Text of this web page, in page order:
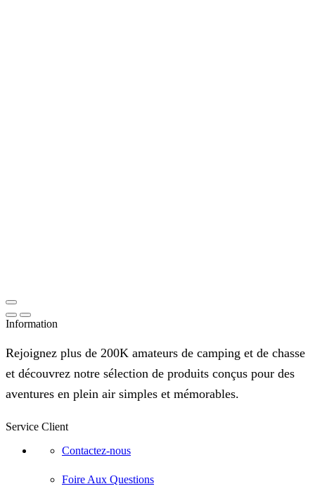
Information
Rejoignez plus de 200K amateurs de camping et de chasse
et découvrez notre sélection de produits conçus pour des
aventures en plein air simples et mémorables.
Service Client
Contactez-nous
Foire Aux Questions